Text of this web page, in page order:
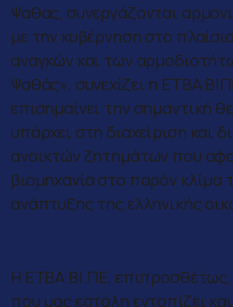
Ψαθας, συνεργάζονται
με την κυβέρνηση στο
αναγκών και των
Ψαθάς», συνεχίζει η ΕΤΒΑ
επισημαίνει την σημαντική
υπάρχει στη διαχείριση και
ανοικτών ζητημάτων που
βιομηχανία στο παρόν κλίμα
ανάπτυξης της ελληνικής
Η ΕΤΒΑ ΒΙ.ΠΕ, επιπροσθέτως,
που μας εστάλη εντοπίζει